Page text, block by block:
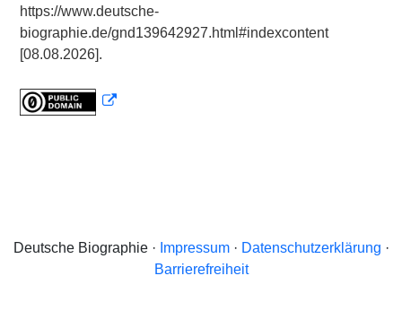
https://www.deutsche-
biographie.de/gnd139642927.html#indexcontent
[08.08.2026].
Deutsche Biographie · Impressum· Datenschutzerklärung ·
Barrierefreiheit